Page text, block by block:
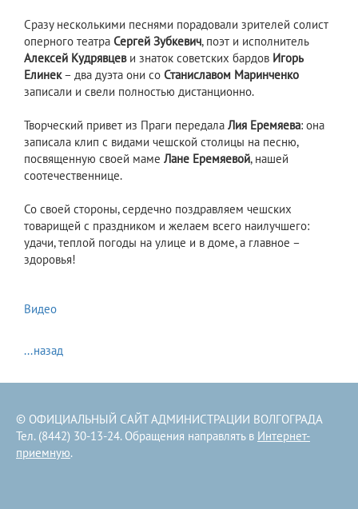
Сразу несколькими песнями порадовали зрителей солист
оперного театра Сергей Зубкевич, поэт и исполнитель
Алексей Кудрявцеви знаток советских бардов Игорь
Елинек– два дуэта они со Станиславом Маринченко
записали и свели полностью дистанционно.
Творческий привет из Праги передала Лия Еремяева: она
записала клип с видами чешской столицы на песню,
посвященную своей маме Лане Еремяевой, нашей
соотечественнице.
Со своей стороны, сердечно поздравляем чешских
товарищей с праздником и желаем всего наилучшего:
удачи, теплой погоды на улице и в доме, а главное –
здоровья!
Видео
...назад
© ОФИЦИАЛЬНЫЙ САЙТ АДМИНИСТРАЦИИ ВОЛГОГРАДА
Тел. (8442) 30-13-24. Обращения направлять в Интернет-
приемную.